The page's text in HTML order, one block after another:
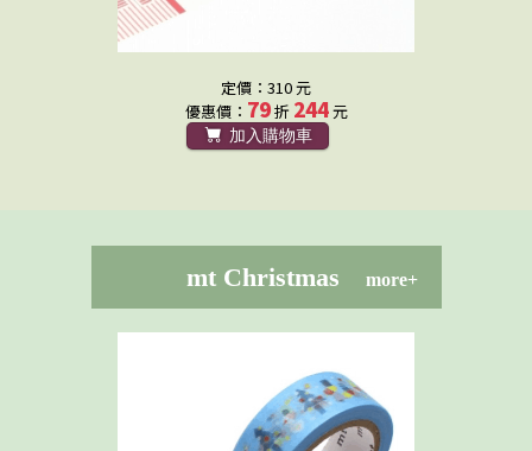
定價：310 元
優惠價： 79折 244元
加入購物車
mt Christmas more+